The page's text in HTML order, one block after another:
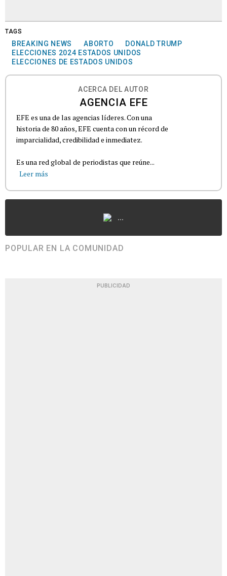
TAGS
BREAKING NEWS ABORTO
DONALD TRUMP
ELECCIONES 2024 ESTADOS UNIDOS
ELECCIONES DE ESTADOS UNIDOS
ACERCA DEL AUTOR
AGENCIA EFE
EFE es una de las agencias líderes. Con una
historia de 80 años, EFE cuenta con un récord de
imparcialidad, credibilidad e inmediatez.
Es una red global de periodistas que reúne...
Leer más
...
POPULAR EN LA COMUNIDAD
PUBLICIDAD